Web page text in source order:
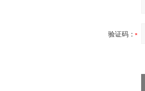
验证码：